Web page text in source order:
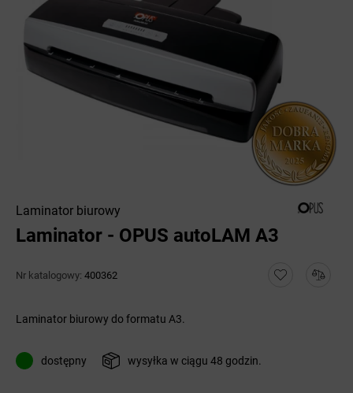
Laminator biurowy
Laminator - OPUS autoLAM A3
Nr katalogowy: 400362
Laminator biurowy do formatu A3.
dostępny wysyłka w ciągu 48 godzin.